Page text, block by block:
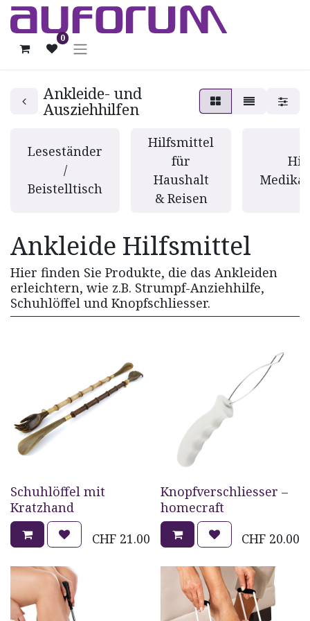
0
Ankleide- und
Ausziehhilfen
Leseständer
/
Beistelltisch
Hilfsmittel
für
Haushalt
& Reisen
Ankleide Hilfsmittel
Hier finden Sie Produkte, die das Ankleiden
erleichtern, wie z.B. Strumpf-Anziehhilfe,
Schuhlöffel und Knopfschliesser.
Schuhlöffel mit
Kratzhand
CHF 21.00
Knopfverschliesser –
homecraft
CHF 20.00